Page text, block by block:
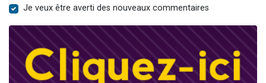
Je veux être averti des nouveaux commentaires